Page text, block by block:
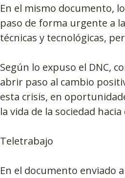
En el mismo documento,
paso de forma urgente a
técnicas y tecnológicas,
Según lo expuso el DNC,
abrir paso al cambio
esta crisis, en
la vida de la sociedad
Teletrabajo
En el documento enviado